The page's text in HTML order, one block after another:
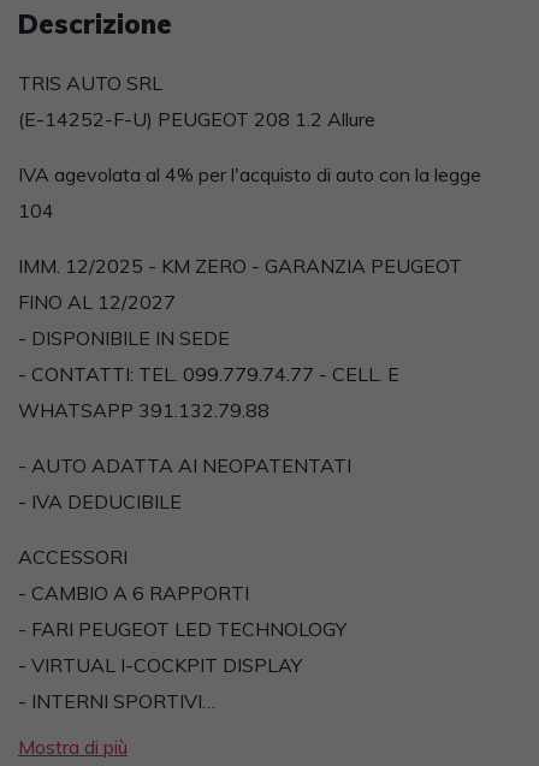
Descrizione
TRIS AUTO SRL
(E-14252-F-U) PEUGEOT 208 1.2 Allure
IVA agevolata al 4% per l'acquisto di auto con la legge
104
IMM. 12/2025 - KM ZERO - GARANZIA PEUGEOT
FINO AL 12/2027
- DISPONIBILE IN SEDE
- CONTATTI: TEL. 099.779.74.77 - CELL. E
WHATSAPP 391.132.79.88
- AUTO ADATTA AI NEOPATENTATI
- IVA DEDUCIBILE
ACCESSORI
- CAMBIO A 6 RAPPORTI
- FARI PEUGEOT LED TECHNOLOGY
- VIRTUAL I-COCKPIT DISPLAY
- INTERNI SPORTIVI…
Mostra di più